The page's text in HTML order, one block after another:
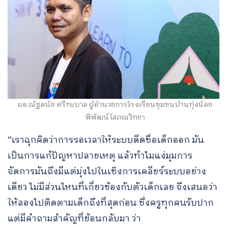
ผอ.ณัฐดนัย ศรีทะบาล ผู้อำนวยการโรงเรียนชุมชนบ้านทุ่งน้อย
พิพัฒน์โสภณวิทยา
“เราฉุกคิดว่าการรอเวลาให้ระบบดีดชื่อเด็กออก มัน
เป็นการแก้ปัญหาปลายเหตุ แล้วทำไมแง่มุมการ
จัดการมันถึงมีแต่มุ่งไปในเชิงการเคลียร์ระบบอย่าง
เดียว ไม่มีส่วนไหนที่เกี่ยวข้องกับตัวเด็กเลย จึงเสนอว่า
ให้ลองไปติดตามเด็กถึงที่สุดก่อน ซึ่งครูทุกคนรับปาก
แต่มีคำถามสำคัญที่ย้อนกลับมา ว่า